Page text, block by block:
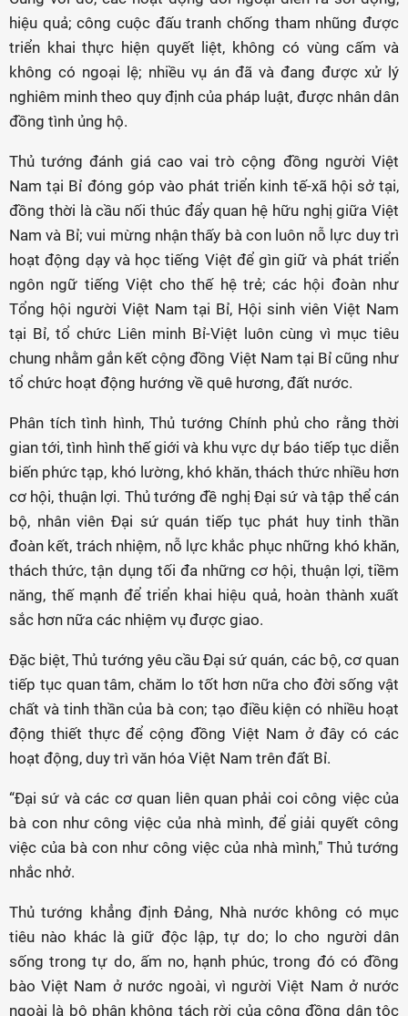
hiệu quả; công cuộc đấu tranh chống tham nhũng được
triển khai thực hiện quyết liệt, không có vùng cấm và
không có ngoại lệ; nhiều vụ án đã và đang được xử lý
nghiêm minh theo quy định của pháp luật, được nhân dân
đồng tình ủng hộ.
Thủ tướng đánh giá cao vai trò cộng đồng người Việt
Nam tại Bỉ đóng góp vào phát triển kinh tế-xã hội sở tại,
đồng thời là cầu nối thúc đẩy quan hệ hữu nghị giữa Việt
Nam và Bỉ; vui mừng nhận thấy bà con luôn nỗ lực duy trì
hoạt động dạy và học tiếng Việt để gìn giữ và phát triển
ngôn ngữ tiếng Việt cho thế hệ trẻ; các hội đoàn như
Tổng hội người Việt Nam tại Bỉ, Hội sinh viên Việt Nam
tại Bỉ, tổ chức Liên minh Bỉ-Việt luôn cùng vì mục tiêu
chung nhằm gắn kết cộng đồng Việt Nam tại Bỉ cũng như
tổ chức hoạt động hướng về quê hương, đất nước.
Phân tích tình hình, Thủ tướng Chính phủ cho rằng thời
gian tới, tình hình thế giới và khu vực dự báo tiếp tục diễn
biến phức tạp, khó lường, khó khăn, thách thức nhiều hơn
cơ hội, thuận lợi. Thủ tướng đề nghị Đại sứ và tập thể cán
bộ, nhân viên Đại sứ quán tiếp tục phát huy tinh thần
đoàn kết, trách nhiệm, nỗ lực khắc phục những khó khăn,
thách thức, tận dụng tối đa những cơ hội, thuận lợi, tiềm
năng, thế mạnh để triển khai hiệu quả, hoàn thành xuất
sắc hơn nữa các nhiệm vụ được giao.
Đặc biệt, Thủ tướng yêu cầu Đại sứ quán, các bộ, cơ quan
tiếp tục quan tâm, chăm lo tốt hơn nữa cho đời sống vật
chất và tinh thần của bà con; tạo điều kiện có nhiều hoạt
động thiết thực để cộng đồng Việt Nam ở đây có các
hoạt động, duy trì văn hóa Việt Nam trên đất Bỉ.
“Đại sứ và các cơ quan liên quan phải coi công việc của
bà con như công việc của nhà mình, để giải quyết công
việc của bà con như công việc của nhà mình," Thủ tướng
nhắc nhở.
Thủ tướng khẳng định Đảng, Nhà nước không có mục
tiêu nào khác là giữ độc lập, tự do; lo cho người dân
sống trong tự do, ấm no, hạnh phúc, trong đó có đồng
bào Việt Nam ở nước ngoài, vì người Việt Nam ở nước
ngoài là bộ phận không tách rời của cộng đồng dân tộc